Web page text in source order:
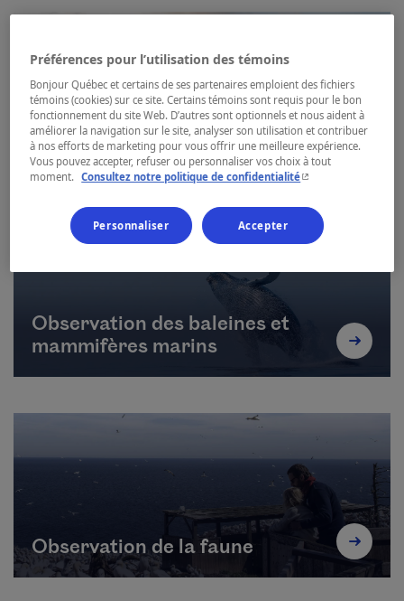
Randonnée pédestre
Observation des baleines et
mammifères marins
Observation de la faune
Préférences pour l’utilisation des témoins
Bonjour Québec et certains de ses partenaires emploient des fichiers
témoins (cookies) sur ce site. Certains témoins sont requis pour le bon
fonctionnement du site Web. D’autres sont optionnels et nous aident à
améliorer la navigation sur le site, analyser son utilisation et contribuer
à nos efforts de marketing pour vous offrir une meilleure expérience.
Vous pouvez accepter, refuser ou personnaliser vos choix à tout
moment.
Consultez notre politique de confidentialité- Cet hyperlien
Personnaliser Accepter